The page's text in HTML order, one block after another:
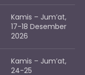
Kamis – Jum’at,
17-18 Desember
2026
Kamis – Jum’at,
24-25